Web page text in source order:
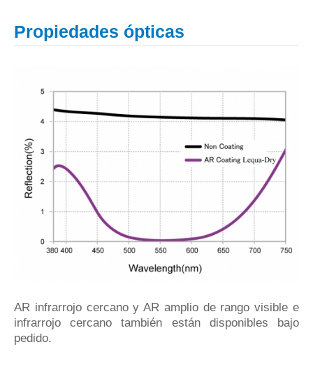
Propiedades ópticas
AR infrarrojo cercano y AR amplio de rango visible e
infrarrojo cercano también están disponibles bajo
pedido.